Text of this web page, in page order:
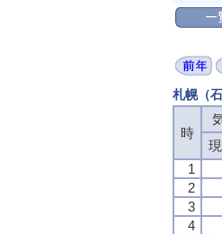
札幌（
時
1
2
3
4